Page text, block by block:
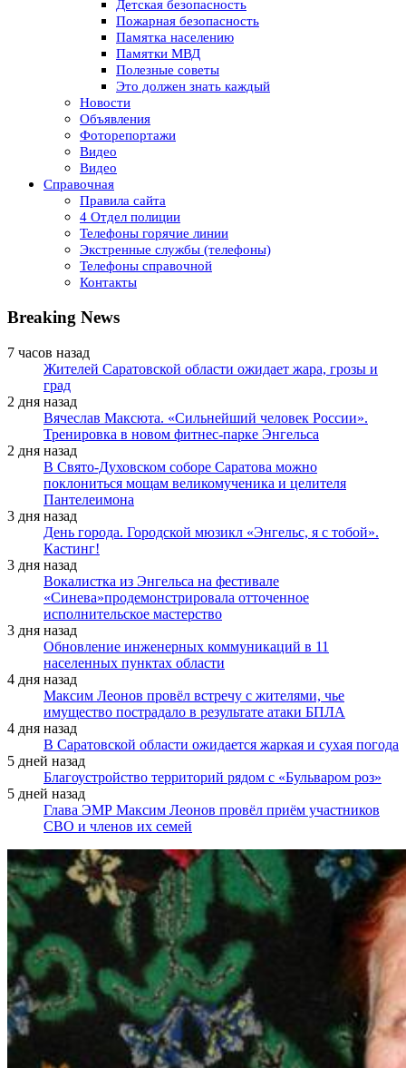
Детская безопасность
Пожарная безопасность
Памятка населению
Памятки МВД
Полезные советы
Это должен знать каждый
Новости
Объявления
Фоторепортажи
Видео
Видео
Справочная
Правила сайта
4 Отдел полиции
Телефоны горячие линии
Экстренные службы (телефоны)
Телефоны справочной
Контакты
Breaking News
7 часов назад
Жителей Саратовской области ожидает жара, грозы и
град
2 дня назад
Вячеслав Максюта. «Сильнейший человек России».
Тренировка в новом фитнес-парке Энгельса
2 дня назад
В Свято-Духовском соборе Саратова можно
поклониться мощам великомученика и целителя
Пантелеимона
3 дня назад
День города. Городской мюзикл «Энгельс, я с тобой».
Кастинг!
3 дня назад
Вокалистка из Энгельса на фестивале
«Синева»продемонстрировала отточенное
исполнительское мастерство
3 дня назад
Обновление инженерных коммуникаций в 11
населенных пунктах области
4 дня назад
Максим Леонов провёл встречу с жителями, чье
имущество пострадало в результате атаки БПЛА
4 дня назад
В Саратовской области ожидается жаркая и сухая погода
5 дней назад
Благоустройство территорий рядом с «Бульваром роз»
5 дней назад
Глава ЭМР Максим Леонов провёл приём участников
СВО и членов их семей